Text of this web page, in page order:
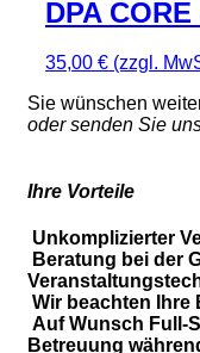
DPA
35,00 € (zzgl.
Sie wünschen
oder senden Sie
Ihre Vorteile
Unkomplizierter
Beratung bei der
Wir beachten Ihre
Auf Wunsch Full-
Betreuung